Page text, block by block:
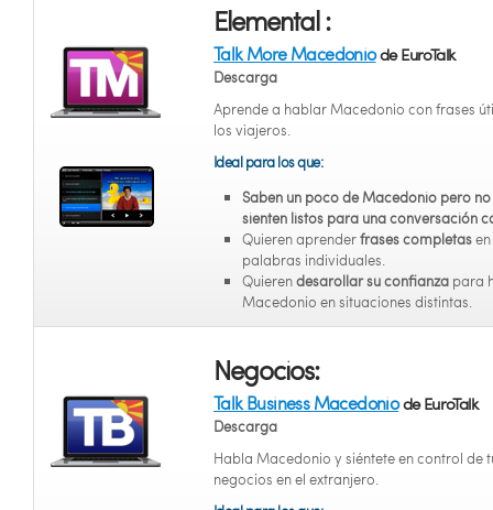
Elemental :
Talk More Macedoniode EuroTalk
Descarga
Aprende a hablar Macedonio con frases
los viajeros.
Ideal para los que:
Saben un poco de Macedonio pero no
sienten listos para una conversación
Quieren aprenderfrases completas
palabras individuales.
Quierendesarollar su confianza para
Macedonio en situaciones distintas.
Negocios:
Talk Business Macedoniode EuroTalk
Descarga
Habla Macedonio y siéntete en control de
negocios en el extranjero.